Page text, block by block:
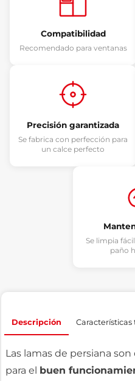
Compatibilidad
Recomendado para ventanas
Precisión garantizada
Se fabrica con perfección para
un calce perfecto
Se limpia
paño
Descripción Características
Las lamas de persiana
para el buen